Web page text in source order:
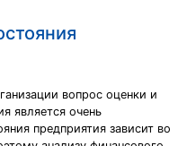
вопрос оценки и
является очень
предприятия зависит во